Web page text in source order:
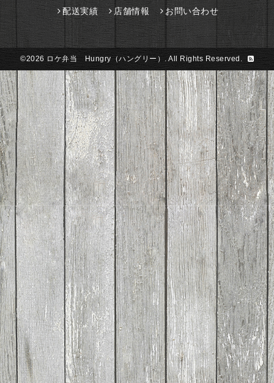
配送実績 店舗情報 お問い合わせ
©2026 ロケ弁当 Hungry（ハングリー） . All Rights Reserved.